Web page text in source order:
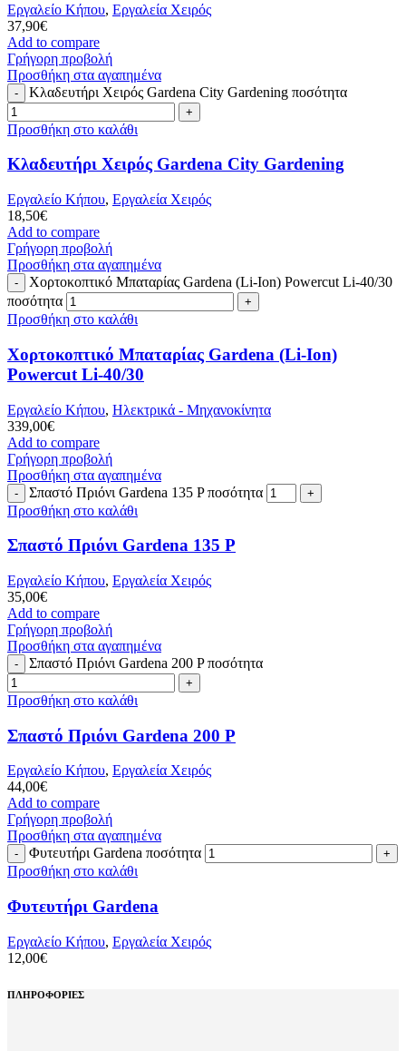
Εργαλείο Κήπου, Εργαλεία Χειρός
37,90€
Add to compare
Γρήγορη προβολή
Προσθήκη στα αγαπημένα
Κλαδευτήρι Χειρός Gardena City Gardening ποσότητα
Προσθήκη στο καλάθι
Κλαδευτήρι Χειρός Gardena City Gardening
Εργαλείο Κήπου, Εργαλεία Χειρός
18,50€
Add to compare
Γρήγορη προβολή
Προσθήκη στα αγαπημένα
Χορτοκοπτικό Μπαταρίας Gardena (Li-Ion) Powercut Li-40/30
ποσότητα
Προσθήκη στο καλάθι
Χορτοκοπτικό Μπαταρίας Gardena (Li-Ion)
Powercut Li-40/30
Εργαλείο Κήπου, Ηλεκτρικά - Μηχανοκίνητα
339,00€
Add to compare
Γρήγορη προβολή
Προσθήκη στα αγαπημένα
Σπαστό Πριόνι Gardena 135 P ποσότητα
Προσθήκη στο καλάθι
Σπαστό Πριόνι Gardena 135 P
Εργαλείο Κήπου, Εργαλεία Χειρός
35,00€
Add to compare
Γρήγορη προβολή
Προσθήκη στα αγαπημένα
Σπαστό Πριόνι Gardena 200 P ποσότητα
Προσθήκη στο καλάθι
Σπαστό Πριόνι Gardena 200 P
Εργαλείο Κήπου, Εργαλεία Χειρός
44,00€
Add to compare
Γρήγορη προβολή
Προσθήκη στα αγαπημένα
Φυτευτήρι Gardena ποσότητα
Προσθήκη στο καλάθι
Φυτευτήρι Gardena
Εργαλείο Κήπου, Εργαλεία Χειρός
12,00€
ΠΛΗΡΟΦΟΡΙΕΣ